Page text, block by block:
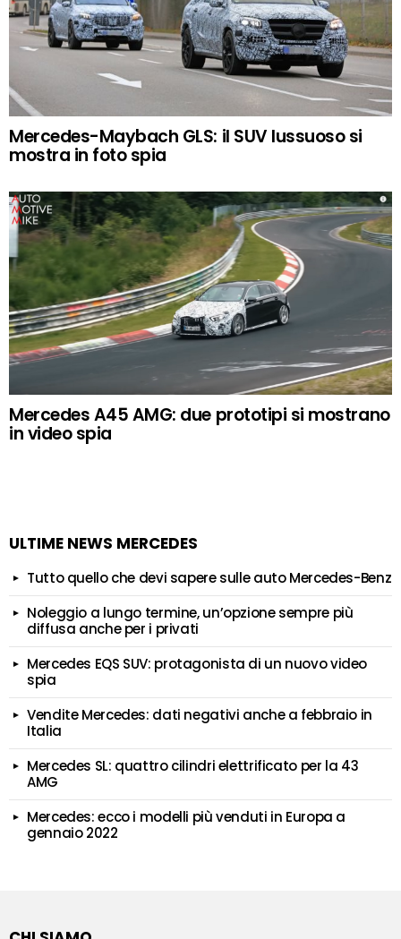
Mercedes-Maybach GLS: il SUV lussuoso si
mostra in foto spia
Mercedes A45 AMG: due prototipi si mostrano
in video spia
ULTIME NEWS MERCEDES
Tutto quello che devi sapere sulle auto Mercedes-Benz
Noleggio a lungo termine, un’opzione sempre più
diffusa anche per i privati
Mercedes EQS SUV: protagonista di un nuovo video
spia
Vendite Mercedes: dati negativi anche a febbraio in
Italia
Mercedes SL: quattro cilindri elettrificato per la 43
AMG
Mercedes: ecco i modelli più venduti in Europa a
gennaio 2022